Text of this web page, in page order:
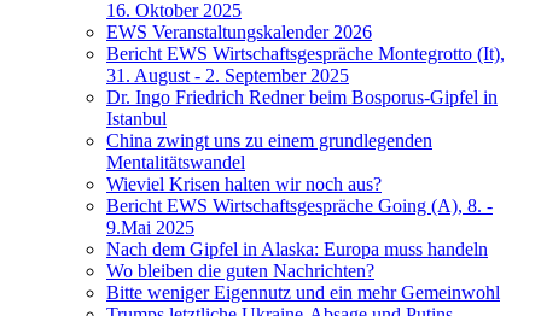
16. Oktober 2025
EWS Veranstaltungskalender 2026
Bericht EWS Wirtschaftsgespräche Montegrotto (It),
31. August - 2. September 2025
Dr. Ingo Friedrich Redner beim Bosporus-Gipfel in
Istanbul
China zwingt uns zu einem grundlegenden
Mentalitätswandel
Wieviel Krisen halten wir noch aus?
Bericht EWS Wirtschaftsgespräche Going (A), 8. -
9.Mai 2025
Nach dem Gipfel in Alaska: Europa muss handeln
Wo bleiben die guten Nachrichten?
Bitte weniger Eigennutz und ein mehr Gemeinwohl